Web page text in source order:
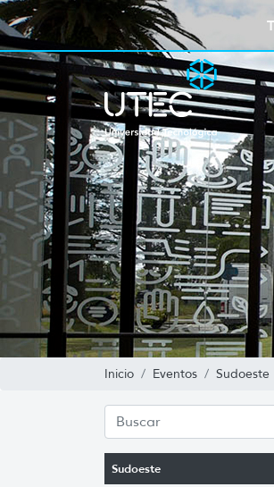
Inicio Eventos Sudoeste
Sudoeste